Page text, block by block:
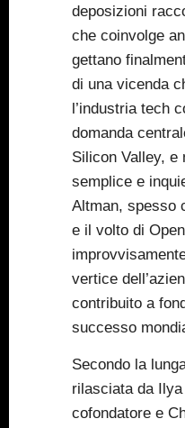
deposizioni
che coinvolge
gettano
di una vicenda
l’industria tech
domanda
Silicon Valley, e
semplice e
Altman, spesso
e il volto di
vertice
contribuito a
successo
Secondo la
rilasciata da
cofondatore e